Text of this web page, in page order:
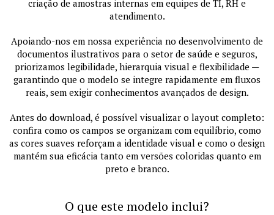
criação de amostras internas em equipes de TI, RH e
atendimento.
Apoiando-nos em nossa experiência no desenvolvimento de
documentos ilustrativos para o setor de saúde e seguros,
priorizamos legibilidade, hierarquia visual e flexibilidade —
garantindo que o modelo se integre rapidamente em fluxos
reais, sem exigir conhecimentos avançados de design.
Antes do download, é possível visualizar o layout completo:
confira como os campos se organizam com equilíbrio, como
as cores suaves reforçam a identidade visual e como o design
mantém sua eficácia tanto em versões coloridas quanto em
preto e branco.
O que este modelo inclui?